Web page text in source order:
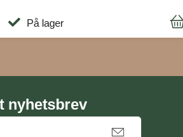
På lager
nyhetsbrev